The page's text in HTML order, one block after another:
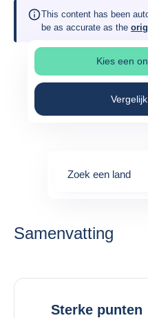
This content has been
be as accurate as the
Kies een
Zoek een land
Samenvatting
Sterke punten